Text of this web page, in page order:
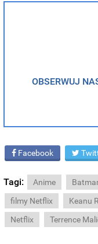
OBSERWUJ
Facebook
Tagi: Anime
filmy Netflix
Keanu
Netflix
Terrence